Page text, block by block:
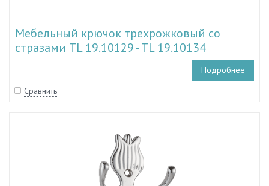
Мебельный крючок трехрожковый со
стразами TL 19.10129 - TL 19.10134
Подробнее
Сравнить